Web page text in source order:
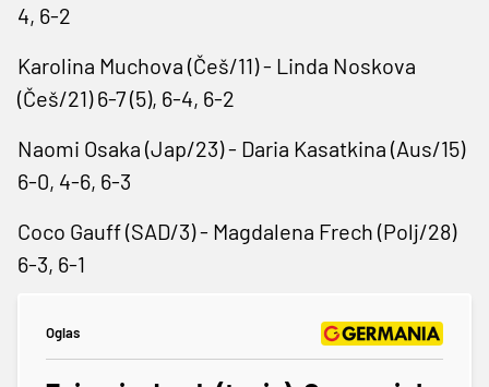
4, 6-2
Karolina Muchova (Češ/11) - Linda Noskova
(Češ/21) 6-7 (5), 6-4, 6-2
Naomi Osaka (Jap/23) - Daria Kasatkina (Aus/15)
6-0, 4-6, 6-3
Coco Gauff (SAD/3) - Magdalena Frech (Polj/28)
6-3, 6-1
Oglas